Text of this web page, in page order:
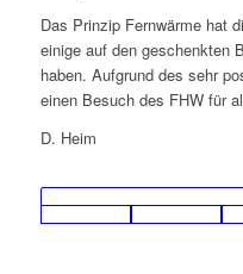
Das Prinzip Fernwärme hat
einige auf den geschenkten
haben. Aufgrund des sehr
einen Besuch des FHW für
D. Heim